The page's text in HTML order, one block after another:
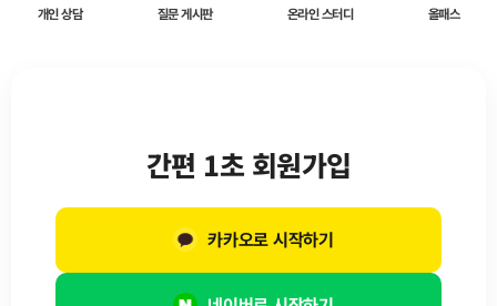
개인 상담 질문 게시판 온라인 스터디 올패스
간편 1초 회원가입
카카오로 시작하기